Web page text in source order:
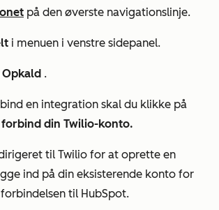
på den øverste navigationslinje.
i menuen i venstre sidepanel.
Opkald .
en integration skal du klikke på
din Twilio-konto.
til Twilio for at oprette en
ind på din eksisterende konto for
til HubSpot.